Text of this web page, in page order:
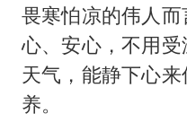
畏寒怕凉的伟人
心、安心，不用
天气，能静下心
养。